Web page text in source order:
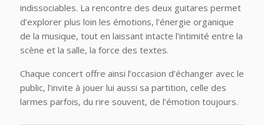
indissociables. La rencontre des deux guitares permet
d’explorer plus loin les émotions, l’énergie organique
de la musique, tout en laissant intacte l’intimité entre la
scène et la salle, la force des textes.
Chaque concert offre ainsi l’occasion d’échanger avec le
public, l’invite à jouer lui aussi sa partition, celle des
larmes parfois, du rire souvent, de l’émotion toujours.